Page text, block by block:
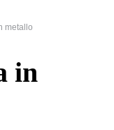
metallo
in